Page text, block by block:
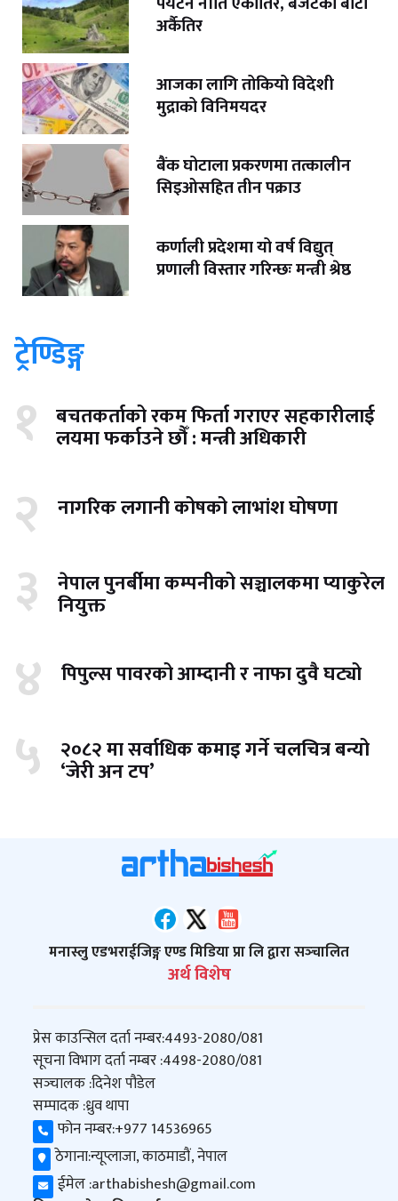
अर्कैतिर
आजका लागि तोकियो विदेशी
मुद्राको विनिमयदर
बैंक घोटाला प्रकरणमा तत्कालीन
सिइओसहित तीन पक्राउ
कर्णाली प्रदेशमा यो वर्ष विद्युत्
प्रणाली विस्तार गरिन्छः मन्त्री श्रेष्ठ
ट्रेण्डिङ्ग
१ बचतकर्ताको रकम फिर्ता गराएर सहकारीलाई
लयमा फर्काउने छौँ : मन्त्री अधिकारी
२ नागरिक लगानी कोषको लाभांश घोषणा
३ नेपाल पुनर्बीमा कम्पनीको सञ्चालकमा प्याकुरेल
नियुक्त
४ पिपुल्स पावरको आम्दानी र नाफा दुवै घट्यो
५ २०८२ मा सर्वाधिक कमाइ गर्ने चलचित्र बन्यो
‘जेरी अन टप’
मनास्लु एडभराईजिङ्ग एण्ड मिडिया प्रा लि द्वारा सञ्‍चालित
अर्थ विशेष
प्रेस काउन्सिल दर्ता नम्बर:4493-2080/081
सूचना विभाग दर्ता नम्बर :4498-2080/081
सञ्‍चालक :दिनेश पौडेल
सम्पादक :ध्रुव थापा
फोन नम्बर:+977 14536965
ठेगाना:न्यूप्लाजा, काठमाडौं, नेपाल
ईमेल :arthabishesh@gmail.com